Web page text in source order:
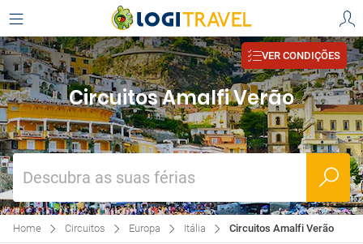
VER CONDIÇÕES
Circuitos Amalfi Verão
Descubra as suas férias
Home Circuitos Europa Itália Circuitos Amalfi Verão